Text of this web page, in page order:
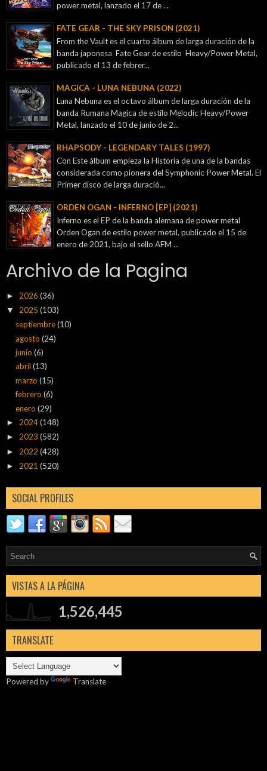
power metal, lanzado el 17 de ...
FATE GEAR - THE SKY PRISON (2021)
From the Vault es el cuarto álbum de larga duración de la
banda japonesa Fate Gear de estilo Heavy/Power Metal,
publicado el 13 de febrer...
MAGICA - LUNA NEBUNA (2022)
Luna Nebuna es el octavo álbum de larga duración de la
banda Rumana Magica de estilo Melodic Heavy/Power
Metal, lanzado el 10 de junio de 2...
RHAPSODY - LEGENDARY TALES (1997)
Con Este álbum empieza la Historia de una de la bandas
considerada como pionera del Symphonic Power Metal. El
Primer disco de larga duració...
ORDEN OGAN - INFERNO [EP] (2021)
Inferno es el EP de la banda alemana de power metal
Orden Ogan de estilo power metal, publicado el 15 de
enero de 2021, bajo el sello AFM ...
Archivo de la Pagina
► 2026 (36)
▼ 2025 (103)
septiembre(10)
agosto(24)
junio(6)
abril(13)
marzo(15)
febrero(6)
enero(29)
► 2024(148)
► 2023 (582)
► 2022 (428)
► 2021 (520)
SOCIAL PROFILES
VISTAS A LA PÁGINA
1,526,445
TRANSLATE
Powered by Translate